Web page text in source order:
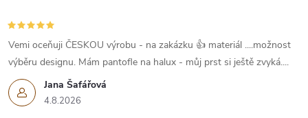
Jana Šafářová
4.8.2026
Vemi oceňuji ČESKOU výrobu - na zakázku 👍 materiál ....možnost
výběru designu. Mám pantofle na halux - můj prst si ještě zvyká....